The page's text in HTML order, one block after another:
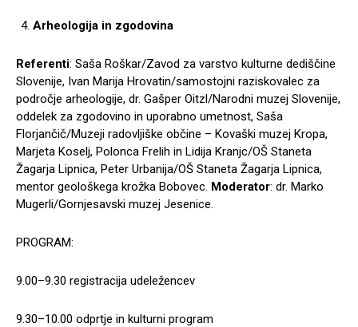
Arheologija in zgodovina
Referenti: Saša Roškar/Zavod za varstvo kulturne dediščine
Slovenije, Ivan Marija Hrovatin/samostojni raziskovalec za
področje arheologije, dr. Gašper Oitzl/Narodni muzej Slovenije,
oddelek za zgodovino in uporabno umetnost, Saša
Florjančič/Muzeji radovljiške občine – Kovaški muzej Kropa,
Marjeta Koselj, Polonca Frelih in Lidija Kranjc/OŠ Staneta
Žagarja Lipnica, Peter Urbanija/OŠ Staneta Žagarja Lipnica,
mentor geološkega krožka Bobovec. Moderator: dr. Marko
Mugerli/Gornjesavski muzej Jesenice.
PROGRAM:
9.00–9.30 registracija udeležencev
9.30–10.00 odprtje in kulturni program